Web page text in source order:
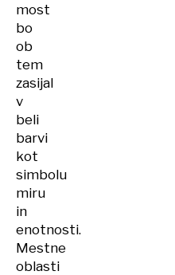
most
bo
ob
tem
zasijal
v
beli
barvi
kot
simbolu
miru
in
enotnosti.
Mestne
oblasti